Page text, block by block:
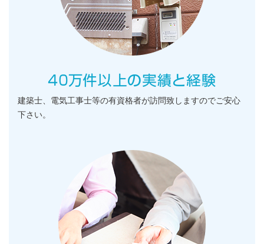
建築士、電気工事士等の有資格者が訪問致しますのでご安心
下さい。